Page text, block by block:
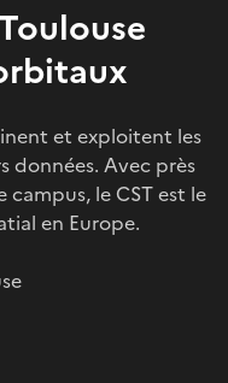
et exploitent les
données. Avec près
le CST est le
en Europe.